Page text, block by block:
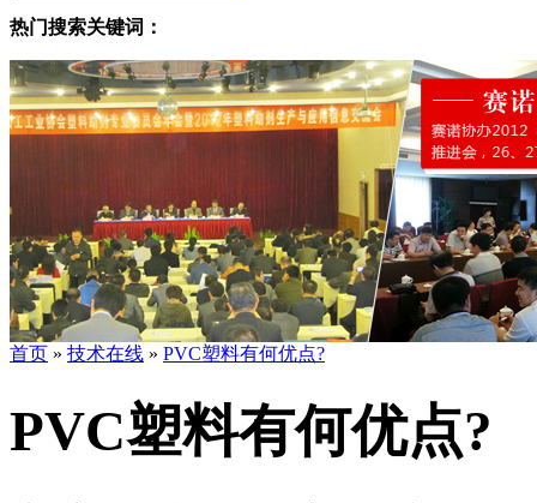
热门搜索关键词：
首页 » 技术在线 » PVC塑料有何优点?
PVC塑料有何优点?